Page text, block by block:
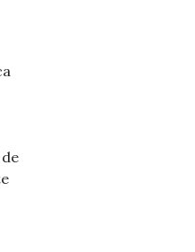
oraș din România.